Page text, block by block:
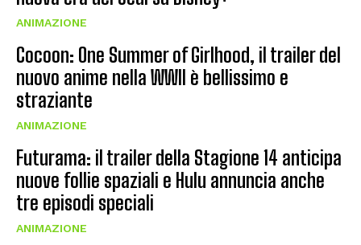
ANIMAZIONE
Cocoon: One Summer of Girlhood, il trailer del
nuovo anime nella WWII è bellissimo e
straziante
ANIMAZIONE
Futurama: il trailer della Stagione 14 anticipa
nuove follie spaziali e Hulu annuncia anche
tre episodi speciali
ANIMAZIONE